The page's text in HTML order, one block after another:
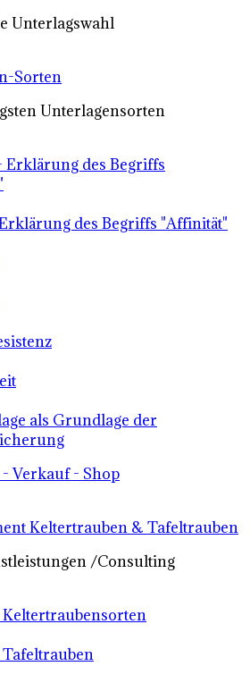
Unterlagswahl
Sorten
Unterlagensorten
Erklärung des Begriffs
des Begriffs "Affinität"
als Grundlage der
Verkauf - Shop
Keltertrauben & Tafeltrauben
/Consulting